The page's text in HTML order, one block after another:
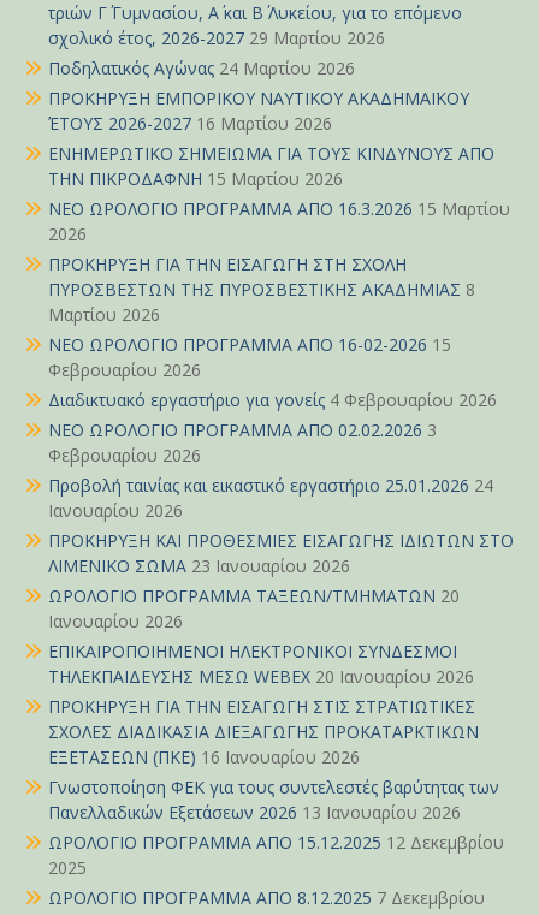
τριών Γ΄ Γυμνασίου, Α΄ και Β΄ Λυκείου, για το επόμενο
σχολικό έτος, 2026-2027 29 Μαρτίου 2026
Ποδηλατικός Αγώνας 24 Μαρτίου 2026
ΠΡΟΚΗΡΥΞΗ ΕΜΠΟΡΙΚΟΥ ΝΑΥΤΙΚΟΥ ΑΚΑΔΗΜΑΪΚΟΥ
ΈΤΟΥΣ 2026-2027 16 Μαρτίου 2026
ΕΝΗΜΕΡΩΤΙΚΟ ΣΗΜΕΙΩΜΑ ΓΙΑ ΤΟΥΣ ΚΙΝΔΥΝΟΥΣ ΑΠΟ
ΤΗΝ ΠΙΚΡΟΔΑΦΝΗ 15 Μαρτίου 2026
ΝΕΟ ΩΡΟΛΟΓΙΟ ΠΡΟΓΡΑΜΜΑ ΑΠΟ 16.3.2026 15 Μαρτίου
2026
ΠΡΟΚΗΡΥΞΗ ΓΙΑ ΤΗΝ ΕΙΣΑΓΩΓΗ ΣΤΗ ΣΧΟΛΗ
ΠΥΡΟΣΒΕΣΤΩΝ ΤΗΣ ΠΥΡΟΣΒΕΣΤΙΚΗΣ ΑΚΑΔΗΜΙΑΣ 8
Μαρτίου 2026
ΝΕΟ ΩΡΟΛΟΓΙΟ ΠΡΟΓΡΑΜΜΑ ΑΠΟ 16-02-2026 15
Φεβρουαρίου 2026
Διαδικτυακό εργαστήριο για γονείς 4 Φεβρουαρίου 2026
ΝΕΟ ΩΡΟΛΟΓΙΟ ΠΡΟΓΡΑΜΜΑ ΑΠΟ 02.02.2026 3
Φεβρουαρίου 2026
Προβολή ταινίας και εικαστικό εργαστήριο 25.01.2026 24
Ιανουαρίου 2026
ΠΡΟΚΗΡΥΞΗ ΚΑΙ ΠΡΟΘΕΣΜΙΕΣ ΕΙΣΑΓΩΓΗΣ ΙΔΙΩΤΩΝ ΣΤΟ
ΛΙΜΕΝΙΚΟ ΣΩΜΑ 23 Ιανουαρίου 2026
ΩΡΟΛΟΓΙΟ ΠΡΟΓΡΑΜΜΑ ΤΑΞΕΩΝ/ΤΜΗΜΑΤΩΝ 20
Ιανουαρίου 2026
ΕΠΙΚΑΙΡΟΠΟΙΗΜΕΝΟΙ ΗΛΕΚΤΡΟΝΙΚΟΙ ΣΥΝΔΕΣΜΟΙ
ΤΗΛΕΚΠΑΙΔΕΥΣΗΣ ΜΕΣΩ WEBEX 20 Ιανουαρίου 2026
ΠΡΟΚΗΡΥΞΗ ΓΙΑ ΤΗΝ ΕΙΣΑΓΩΓΗ ΣΤΙΣ ΣΤΡΑΤΙΩΤΙΚΕΣ
ΣΧΟΛΕΣ ΔΙΑΔΙΚΑΣΙΑ ΔΙΕΞΑΓΩΓΗΣ ΠΡΟΚΑΤΑΡΚΤΙΚΩΝ
ΕΞΕΤΑΣΕΩΝ (ΠΚΕ) 16 Ιανουαρίου 2026
Γνωστοποίηση ΦΕΚ για τους συντελεστές βαρύτητας των
Πανελλαδικών Εξετάσεων 2026 13 Ιανουαρίου 2026
ΩΡΟΛΟΓΙΟ ΠΡΟΓΡΑΜΜΑ ΑΠΟ 15.12.2025 12 Δεκεμβρίου
2025
ΩΡΟΛΟΓΙΟ ΠΡΟΓΡΑΜΜΑ ΑΠΟ 8.12.2025 7 Δεκεμβρίου